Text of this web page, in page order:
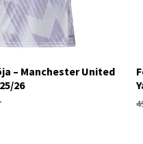
– Manchester United
26